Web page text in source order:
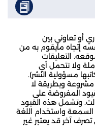
أو تعاوني بين
إتجاه مايقوم به من
التعليقات
ولا نتحمل أي
مسؤولية النشر).
وبطريقة لا
المفروضة على
وتشمل هذه القيود
السمعة واستخدام اللغة
تصرف آخر قد يعتبر غير